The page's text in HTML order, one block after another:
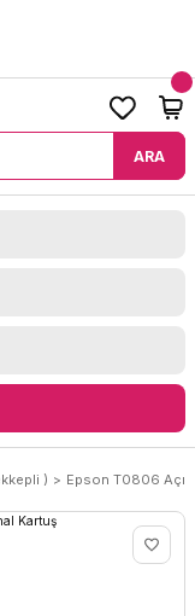
ARA
) Epson T0806 Açık